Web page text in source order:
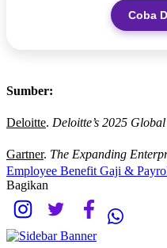
Coba
Sumber:
Deloitte. Deloitte’s 2025
Gartner. The Expanding
Employee BenefitGaji &
Bagikan